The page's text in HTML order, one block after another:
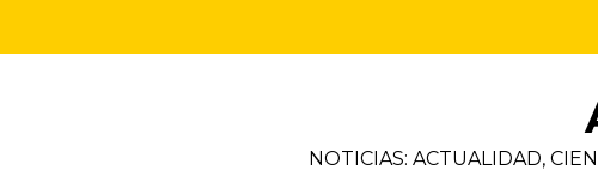
NOTICIAS: ACTUALIDAD,